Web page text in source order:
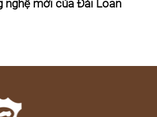
nghệ mới của Đài Loan